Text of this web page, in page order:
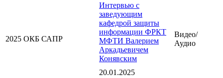
2025 ОКБ САПР
Интервью с
заведующим
кафедрой защиты
информации ФРКТ
МФТИ Валерием
Аркадьевичем
Конявским
20.01.2025
Видео/
Аудио